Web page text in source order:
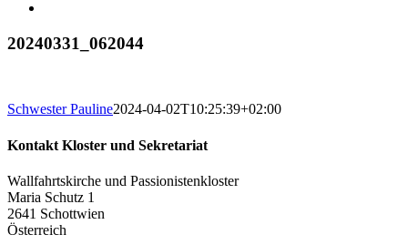
20240331_062044
Schwester Pauline2024-04-02T10:25:39+02:00
Kontakt Kloster und Sekretariat
Wallfahrtskirche und Passionistenkloster
Maria Schutz 1
2641 Schottwien
Österreich